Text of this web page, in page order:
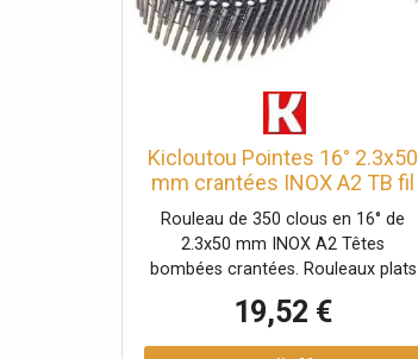
Kicloutou Pointes 16° 2.3x50
mm crantées INOX A2 TB fil
inox rouleaux de 350 clous
Rouleau de 350 clous en 16° de
2.3x50 mm INOX A2 Têtes
bombées crantées. Rouleaux plats
19,52 €